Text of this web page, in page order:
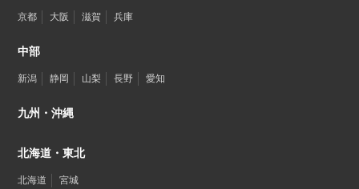
京都 大阪 滋賀 兵庫
中部
新潟 静岡 山梨 長野 愛知
九州・沖縄
北海道・東北
北海道 宮城